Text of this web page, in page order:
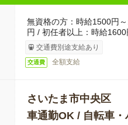
無資格の方：時給1500円
円 / 初任者以上：時給
交通費別途支給あり
交通費 全額支給
さいたま市中央区
車通勤OK / 自転車